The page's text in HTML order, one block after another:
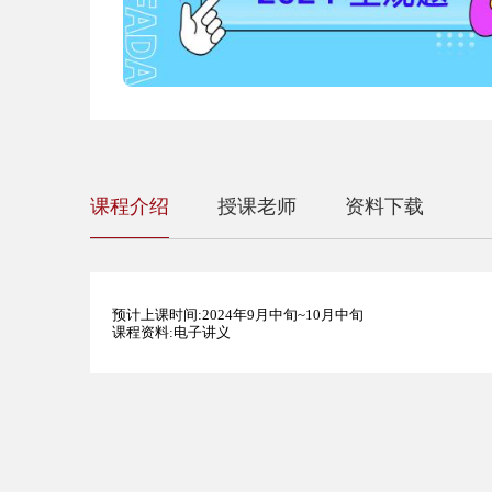
课程介绍 授课老师 资料下载
预计上课时间:2024年9月中旬~10月中旬
课程资料:电子讲义